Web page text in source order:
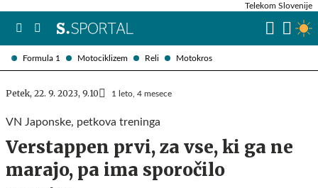
Formula 1 Motociklizem Reli Motokros
Telekom Slovenije
Petek, 22. 9. 2023, 9.10 1 leto, 4 mesece
VN Japonske, petkova treninga
Verstappen prvi, za vse, ki ga ne
marajo, pa ima sporočilo